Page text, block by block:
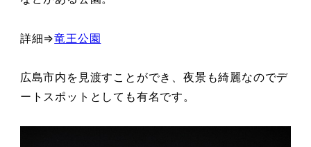
詳細⇒竜王公園
広島市内を見渡すことができ、夜景も綺麗なのでデ
ートスポットとしても有名です。